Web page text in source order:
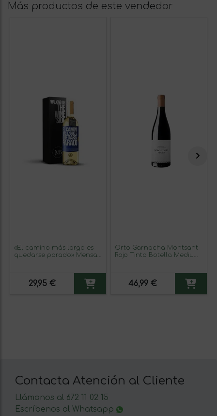
Más productos de este vendedor
«El camino más largo es
quedarse parado» Mensaje
29,95 €
Orto Garnacha Montsant
Rojo Tinto Botella Medium
46,99 €
Contacta Atención al Cliente
Llámanos al 672 11 02 15
Escríbenos al Whatsapp